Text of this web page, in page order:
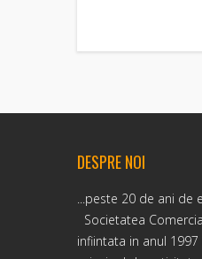
DESPRE NOI
...peste 20 de ani de
Societatea
infiintata in anul